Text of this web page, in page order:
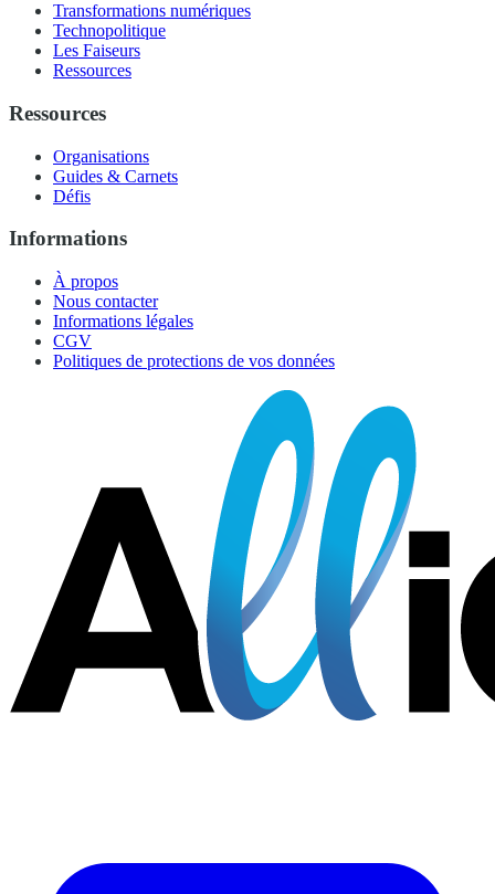
Transformations numériques
Technopolitique
Les Faiseurs
Ressources
Ressources
Organisations
Guides & Carnets
Défis
Informations
À propos
Nous contacter
Informations légales
CGV
Politiques de protections de vos données